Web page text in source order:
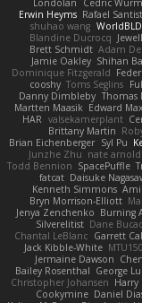
Londolan
Cedric Wurm
Erwin Heyms Rafael
shuhao wang WorldBLD
Blandine Ducrocq
Brett Schmidt Adam
Jamie Oakley Shihan
Dominique Fitzgerald
cooshy Toms Seglins
Danny Dimbleby Thomas
Martten Maasik Edward
HAR valsekamerplant
Brittany Martin
Brian Eichenberger Syl Pu
Junzhe Zhu nate arnold
Todd Bennion SpacePuffle
fatcat Daisuke
Kenneth Simmons
Bryn Morrison-Elliott
Jenya Zenchenko Burning
Silverelitist Dane
Chantal LeBlanc Garrett
Jack Kibble-White
Jermaine Dawson
Bailey Rosenthal George
Christopher Johansen Harry
Cookymine Daniel